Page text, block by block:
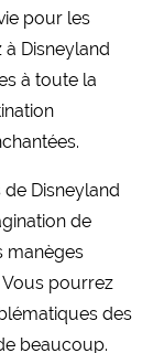
pour les
Disneyland
à toute la
Disneyland
de
manèges
pourrez
des
beaucoup.